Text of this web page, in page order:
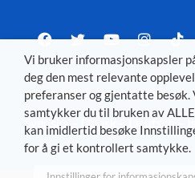
Visit MIFF in other languages
Svenska– Dansk–Deutsch–
Vi bruker informasjonskapsler
deg den mest relevante
preferanser og gjentatte besøk.
samtykker du til bruken av
kan imidlertid besøke
for å gi et kontrollert samtykke.